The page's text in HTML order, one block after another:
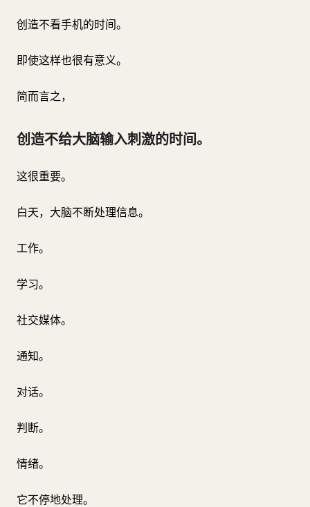
创造不看手机的时间。
即使这样也很有意义。
简而言之，
创造不给大脑输入刺激的时间。
这很重要。
白天，大脑不断处理信息。
工作。
学习。
社交媒体。
通知。
对话。
判断。
情绪。
它不停地处理。